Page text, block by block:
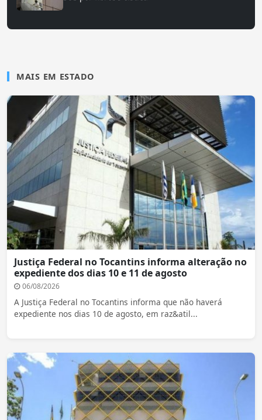
MAIS EM ESTADO
Justiça Federal no Tocantins informa alteração no
expediente dos dias 10 e 11 de agosto
06/08/2026
A Justiça Federal no Tocantins informa que não haverá
expediente nos dias 10 de agosto, em raz&atil...